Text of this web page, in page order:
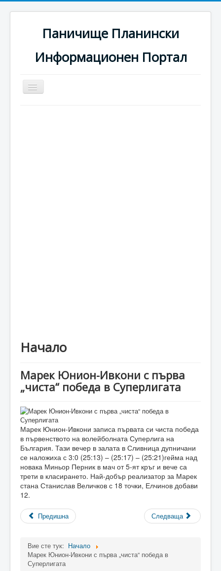
Паничище Планински
Информационен Портал
Превключи
навигация
Начало
Марек Юнион-Ивкони с първа
„чиста“ победа в Суперлигата
Марек Юнион-Ивкони записа първата си чиста победа
в първенството на волейболната Суперлига на
България. Тази вечер в залата в Сливница дупничани
се наложиха с 3:0 (25:13) – (25:17) – (25:21)гейма над
новака Миньор Перник в мач от 5-ят кръг и вече са
трети в класирането. Най-добър реализатор за Марек
стана Станислав Величков с 18 точки, Елчинов добави
12.
Предишна Следваща
Вие сте тук: Начало
Марек Юнион-Ивкони с първа „чиста“ победа в
Суперлигата